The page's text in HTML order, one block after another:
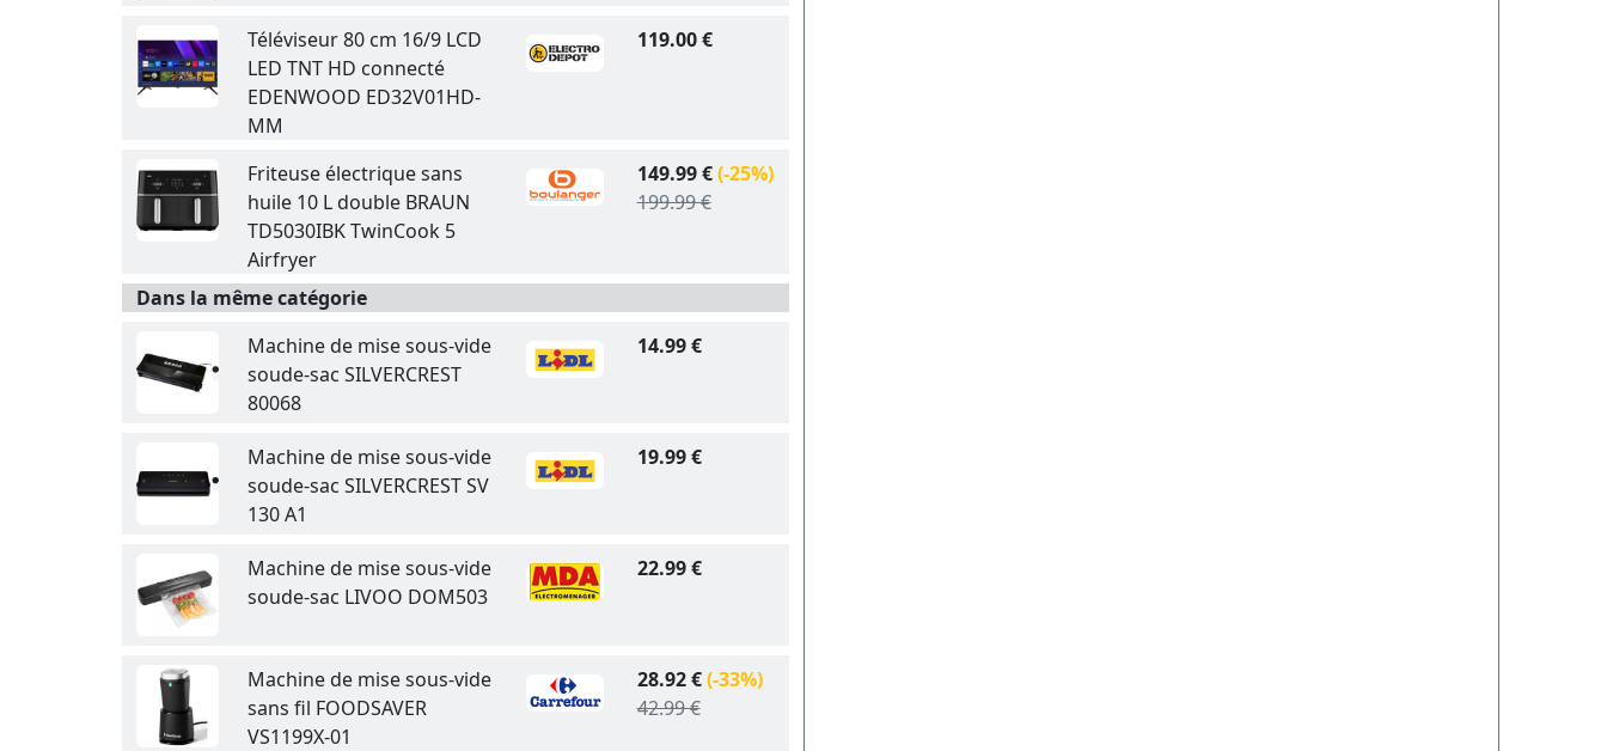
Téléviseur 80 cm 16/9 LCD
LED TNT HD connecté
EDENWOOD ED32V01HD-
MM
119.00 €
Friteuse électrique sans
huile 10 L double BRAUN
TD5030IBK TwinCook 5
Airfryer
149.99 €(-25%)
199.99 €
Dans la même catégorie
Machine de mise sous-vide
soude-sac SILVERCREST
80068
14.99 €
Machine de mise sous-vide
soude-sac SILVERCREST SV
130 A1
19.99 €
Machine de mise sous-vide
soude-sac LIVOO DOM503
22.99 €
Machine de mise sous-vide
sans fil FOODSAVER
VS1199X-01
28.92 €(-33%)
42.99 €